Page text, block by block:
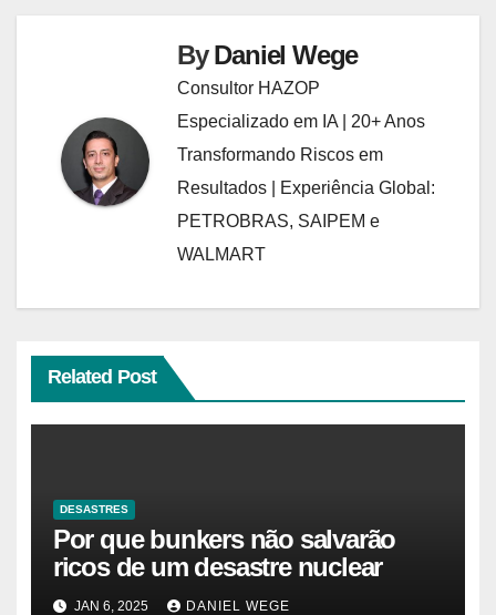
ByDaniel Wege
Consultor HAZOP
Especializado em IA | 20+ Anos
Transformando Riscos em
Resultados | Experiência Global:
PETROBRAS, SAIPEM e
WALMART
Related Post
DESASTRES
Por que bunkers não salvarão
ricos de um desastre nuclear
JAN 6, 2025 DANIEL WEGE